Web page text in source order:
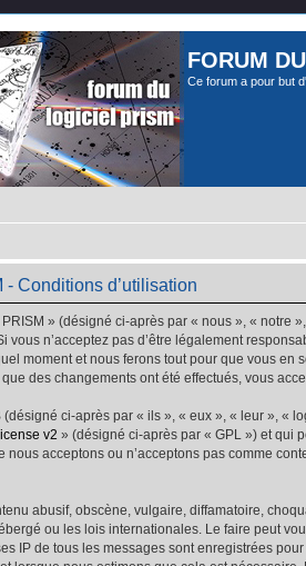
FORUM
Ce forum a pour but
Conditions d’utilisation
» (désigné ci-après par « nous », « notre
n’acceptez pas d’être légalement
moment et nous ferons tout pour que vous
des changements ont été effectués, vous
ci-après par « ils », « eux », « leur », «
v2 » (désigné ci-après par « GPL ») et qui
nous acceptons ou n’acceptons pas comme
abusif, obscène, vulgaire, diffamatoire,
ou les lois internationales. Le faire peut
IP de tous les messages sont enregistrées